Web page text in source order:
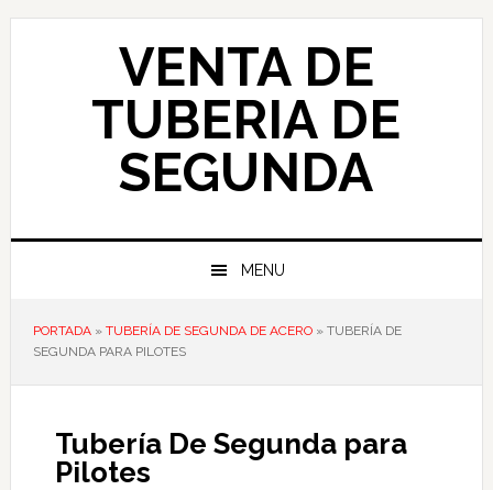
Skip
Skip
Skip
VENTA DE
TUBERIA DE
SEGUNDA
MENU
PORTADA» TUBERÍA DE SEGUNDA DE ACERO» TUBERÍA DE
SEGUNDA PARA PILOTES
Tubería De Segunda para
Pilotes